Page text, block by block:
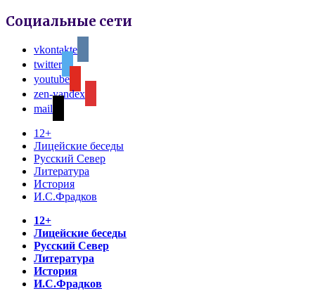
Социальные сети
vkontakte
twitter
youtube
zen-yandex
mail
12+
Лицейские беседы
Русский Север
Литература
История
И.С.Фрадков
12+
Лицейские беседы
Русский Север
Литература
История
И.С.Фрадков